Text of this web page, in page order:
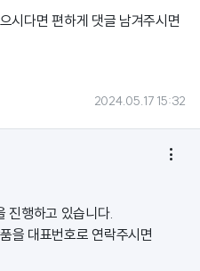
시다면 편하게 댓글 남겨주시면
2024.05.17 15:32

진행하고 있습니다.
을 대표번호로 연락주시면